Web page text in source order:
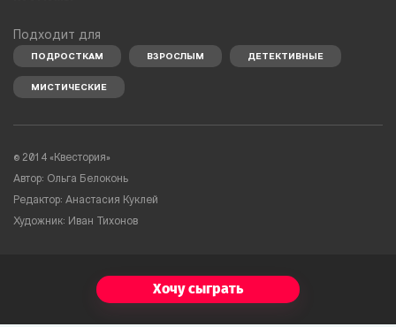
Подходит для
ПОДРОСТКАМ ВЗРОСЛЫМ ДЕТЕКТИВНЫЕ
МИСТИЧЕСКИЕ
© 2014 «Квестория»
Автор: Ольга Белоконь
Редактор: Анастасия Куклей
Художник: Иван Тихонов
Хочу сыграть